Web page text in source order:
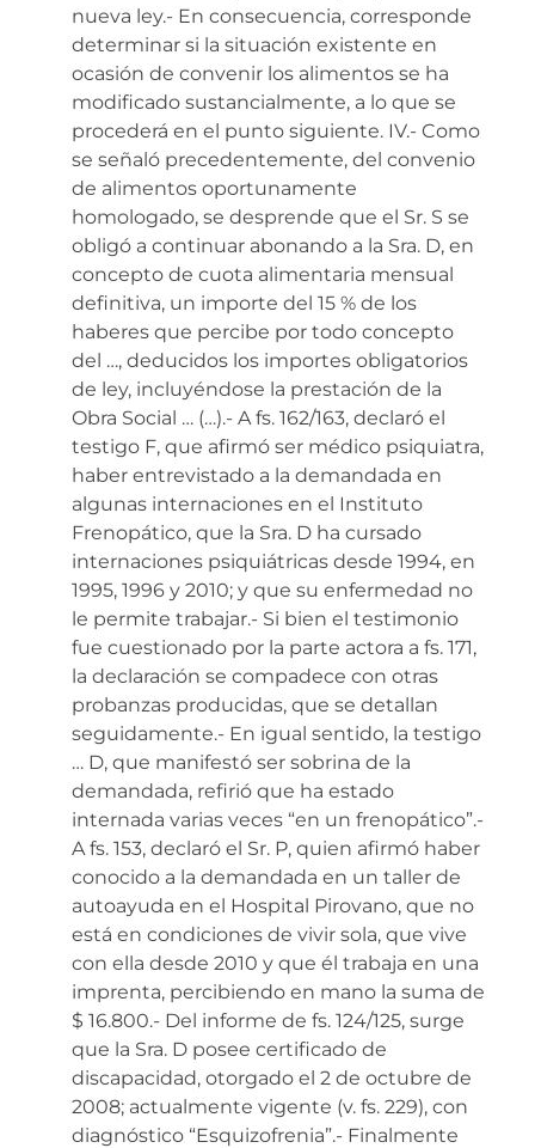
nueva ley.- En consecuencia, corresponde
determinar si la situación existente en
ocasión de convenir los alimentos se ha
modificado sustancialmente, a lo que se
procederá en el punto siguiente. IV.- Como
se señaló precedentemente, del convenio
de alimentos oportunamente
homologado, se desprende que el Sr. S se
obligó a continuar abonando a la Sra. D, en
concepto de cuota alimentaria mensual
definitiva, un importe del 15 % de los
haberes que percibe por todo concepto
del …, deducidos los importes obligatorios
de ley, incluyéndose la prestación de la
Obra Social … (…).- A fs. 162/163, declaró el
testigo F, que afirmó ser médico psiquiatra,
haber entrevistado a la demandada en
algunas internaciones en el Instituto
Frenopático, que la Sra. D ha cursado
internaciones psiquiátricas desde 1994, en
1995, 1996 y 2010; y que su enfermedad no
le permite trabajar.- Si bien el testimonio
fue cuestionado por la parte actora a fs. 171,
la declaración se compadece con otras
probanzas producidas, que se detallan
seguidamente.- En igual sentido, la testigo
… D, que manifestó ser sobrina de la
demandada, refirió que ha estado
internada varias veces “en un frenopático”.-
A fs. 153, declaró el Sr. P, quien afirmó haber
conocido a la demandada en un taller de
autoayuda en el Hospital Pirovano, que no
está en condiciones de vivir sola, que vive
con ella desde 2010 y que él trabaja en una
imprenta, percibiendo en mano la suma de
$ 16.800.- Del informe de fs. 124/125, surge
que la Sra. D posee certificado de
discapacidad, otorgado el 2 de octubre de
2008; actualmente vigente (v. fs. 229), con
diagnóstico “Esquizofrenia”.- Finalmente